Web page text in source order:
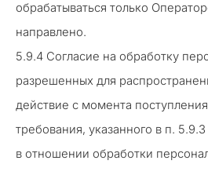
обрабатываться только
направлено.
5.9.4 Согласие на обработку
разрешенных для
действие с момента
требования, указанного в п.
в отношении обработки